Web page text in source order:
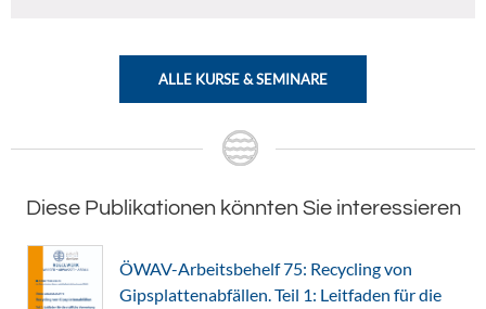
ALLE KURSE & SEMINARE
Diese Publikationen könnten Sie interessieren
ÖWAV-Arbeitsbehelf 75: Recycling von
Gipsplattenabfällen. Teil 1: Leitfaden für die